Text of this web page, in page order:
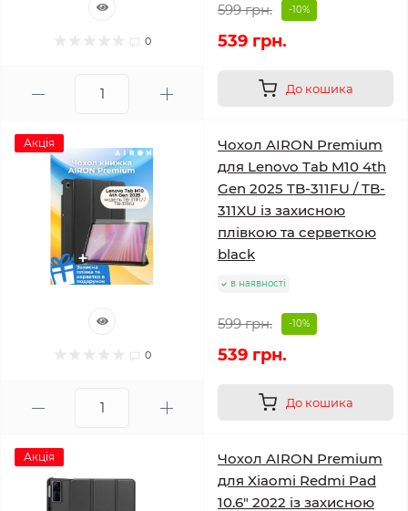
0
599 грн. -10%
539 грн.
До кошика
Акція
0
Чохол AIRON Premium
для Lenovo Tab M10 4th
Gen 2025 TB-311FU / TB-
311XU із захисною
плівкою та серветкою
black
в наявності
599 грн. -10%
539 грн.
До кошика
Акція
Чохол AIRON Premium
для Xiaomi Redmi Pad
10.6" 2022 із захисною